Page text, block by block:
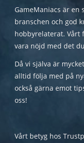
GameManiacs är en
branschen och god
hobbyrelaterat. Vårt
vara nöjd med det
Då vi själva är
alltid följa med på
också gärna emot
oss!
Vårt betyg hos